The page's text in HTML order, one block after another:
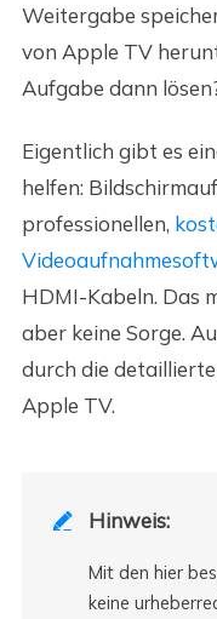
Weitergabe
von Apple TV
Aufgabe dann
Eigentlich gibt es
helfen:
professionellen,
HDMI-Kabeln. Das
aber keine Sorge.
durch die
Apple TV.
 Hinweis:
Mit den hier
keine